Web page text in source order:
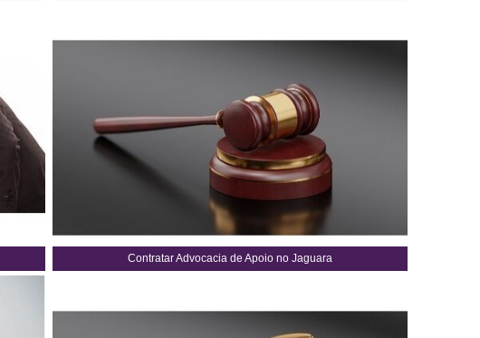
Contratar Advocacia de Apoio no Jaguara